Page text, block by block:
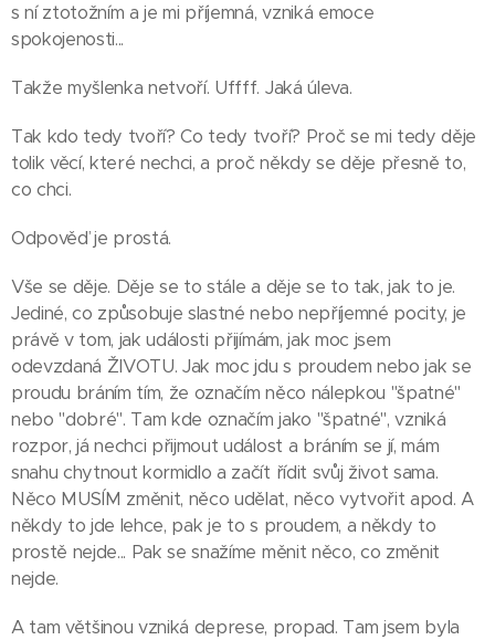
s ní ztotožním a je mi příjemná, vzniká emoce
spokojenosti...
Takže myšlenka netvoří. Uffff. Jaká úleva.
Tak kdo tedy tvoří? Co tedy tvoří? Proč se mi tedy děje
tolik věcí, které nechci, a proč někdy se děje přesně to,
co chci.
Odpověď je prostá.
Vše se děje. Děje se to stále a děje se to tak, jak to je.
Jediné, co způsobuje slastné nebo nepříjemné pocity, je
právě v tom, jak události přijímám, jak moc jsem
odevzdaná ŽIVOTU. Jak moc jdu s proudem nebo jak se
proudu bráním tím, že označím něco nálepkou "špatné"
nebo "dobré". Tam kde označím jako "špatné", vzniká
rozpor, já nechci přijmout událost a bráním se jí, mám
snahu chytnout kormidlo a začít řídit svůj život sama.
Něco MUSÍM změnit, něco udělat, něco vytvořit apod. A
někdy to jde lehce, pak je to s proudem, a někdy to
prostě nejde... Pak se snažíme měnit něco, co změnit
nejde.
A tam většinou vzniká deprese, propad. Tam jsem byla